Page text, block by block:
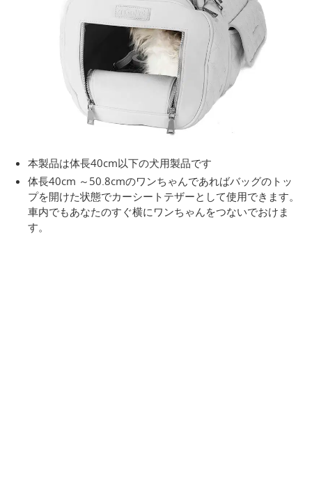
本製品は体長40cm以下の犬用製品です
体長40cm ～50.8cmのワンちゃんであればバッグのトッ
プを開けた状態でカーシートテザーとして使用できます。
車内でもあなたのすぐ横にワンちゃんをつないでおけま
す。